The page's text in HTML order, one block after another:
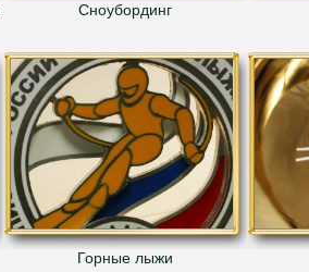
Сноубординг
Горные лыжи